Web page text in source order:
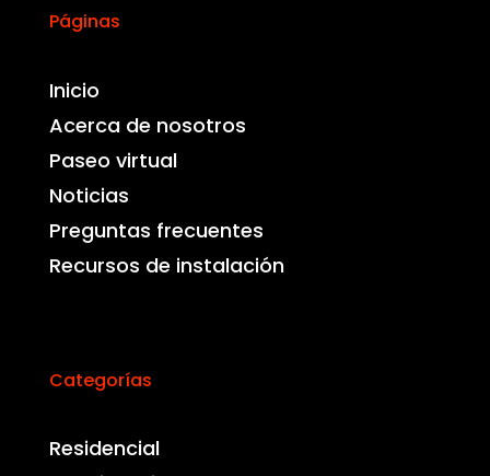
Páginas
Inicio
Acerca de nosotros
Paseo virtual
Noticias
Preguntas frecuentes
Recursos de instalación
Categorías
Residencial